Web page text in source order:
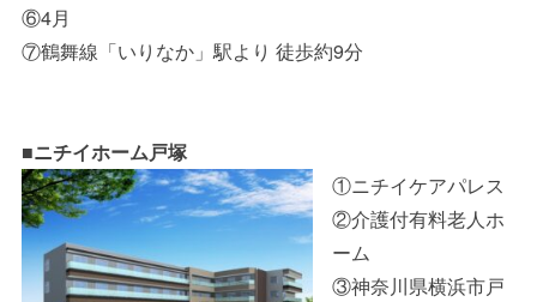
⑥4月
⑦鶴舞線「いりなか」駅より 徒歩約9分
■ニチイホーム戸塚
①ニチイケアパレス
②介護付有料老人ホ
ーム
③神奈川県横浜市戸